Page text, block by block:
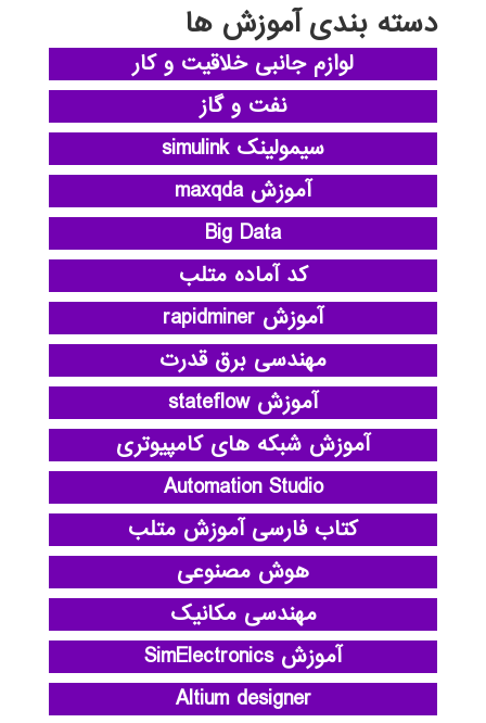
دسته بندی آموزش ها
لوازم جانبی خلاقیت و کار
نفت و گاز
سیمولینک simulink
آموزش maxqda
Big Data
کد آماده متلب
آموزش rapidminer
مهندسی برق قدرت
آموزش stateflow
آموزش شبکه های کامپیوتری
Automation Studio
کتاب فارسی آموزش متلب
هوش مصنوعی
مهندسی مکانیک
آموزش SimElectronics
Altium designer